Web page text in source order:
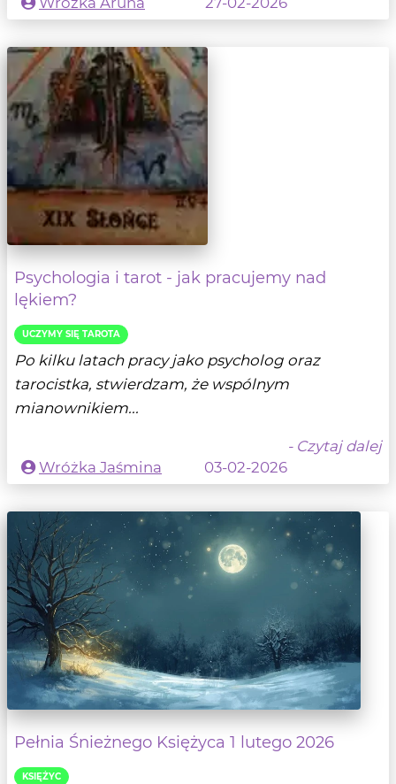
Psychologia i tarot - jak pracujemy nad
lękiem?
UCZYMY SIĘ TAROTA
Po kilku latach pracy jako psycholog oraz
tarocistka, stwierdzam, że wspólnym
mianownikiem...
- Czytaj dalej
Wróżka Jaśmina
03-02-2026
Pełnia Śnieżnego Księżyca 1 lutego 2026
KSIĘŻYC